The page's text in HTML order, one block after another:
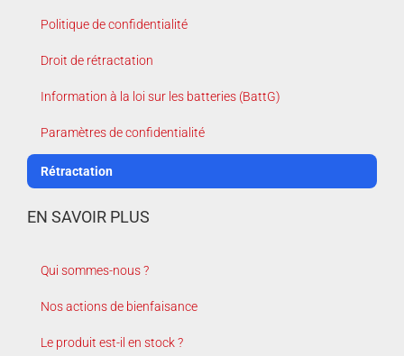
Politique de confidentialité
Droit de rétractation
Information à la loi sur les batteries (BattG)
Paramètres de confidentialité
Rétractation
EN SAVOIR PLUS
Qui sommes-nous ?
Nos actions de bienfaisance
Le produit est-il en stock ?